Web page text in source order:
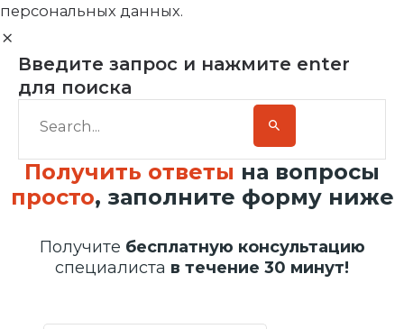
персональных данных.
Введите запрос и нажмите enter
для поиска
Получить ответы на вопросы
просто, заполните форму ниже
Получите бесплатную консультацию
специалиста в течение 30 минут!